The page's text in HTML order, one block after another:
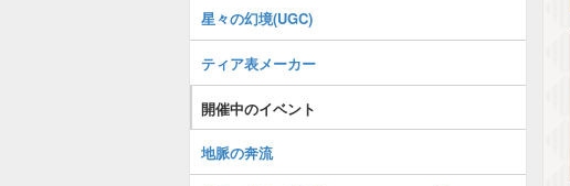
星々の幻境(UGC)
ティア表メーカー
開催中のイベント
地脈の奔流